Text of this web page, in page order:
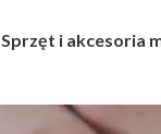
Sprzęt i akcesoria